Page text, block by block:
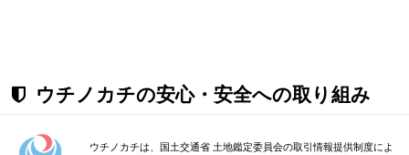
ウチノカチの安心・安全への取り組み
ウチノカチは、国土交通省 土地鑑定委員会の取引情報提供制度によ